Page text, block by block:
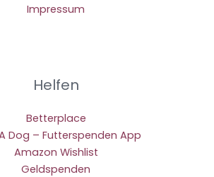
Impressum
Helfen
Betterplace
Dog – Futterspenden App
Amazon Wishlist
Geldspenden